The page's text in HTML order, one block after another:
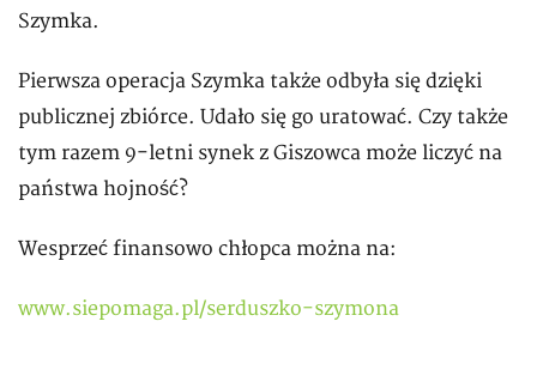
Szymka.
Pierwsza operacja Szymka także odbyła się dzięki
publicznej zbiórce. Udało się go uratować. Czy także
tym razem 9-letni synek z Giszowca może liczyć na
państwa hojność?
Wesprzeć finansowo chłopca można na:
www.siepomaga.pl/serduszko-szymona